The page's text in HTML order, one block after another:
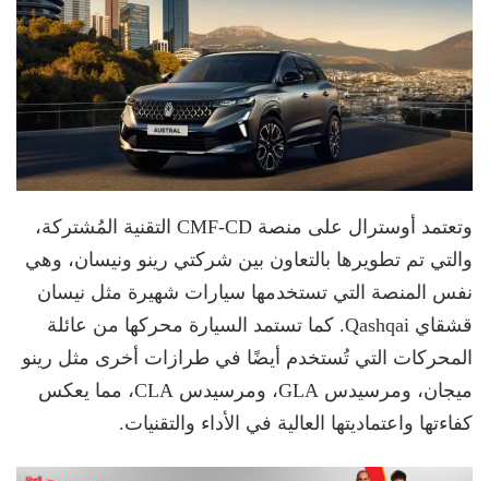
وتعتمد أوسترال على منصة CMF-CD التقنية المُشتركة،
والتي تم تطويرها بالتعاون بين شركتي رينو ونيسان، وهي
نفس المنصة التي تستخدمها سيارات شهيرة مثل نيسان
قشقاي Qashqai. كما تستمد السيارة محركها من عائلة
المحركات التي تُستخدم أيضًا في طرازات أخرى مثل رينو
ميجان، ومرسيدس GLA، ومرسيدس CLA، مما يعكس
كفاءتها واعتماديتها العالية في الأداء والتقنيات.